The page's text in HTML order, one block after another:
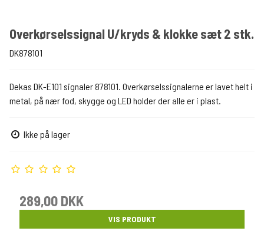
Overkørselssignal U/kryds & klokke sæt 2 stk.
DK878101
Dekas DK-E101 signaler 878101. Overkørselssignalerne er lavet helt i
metal, på nær fod, skygge og LED holder der alle er i plast.
Ikke på lager
289,00 DKK
VIS PRODUKT